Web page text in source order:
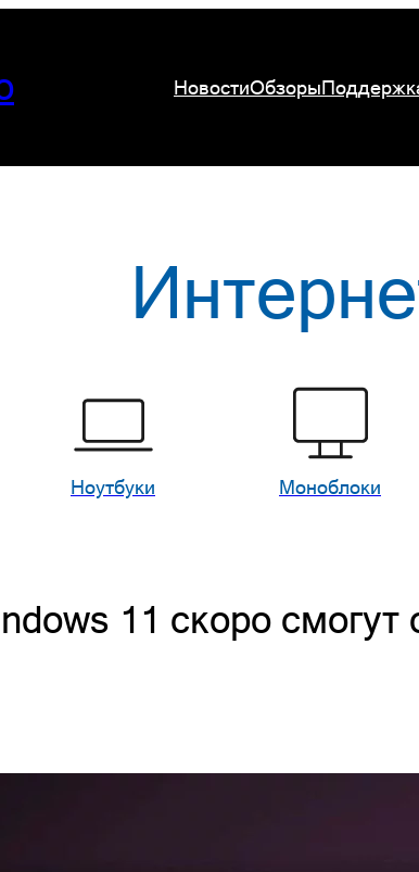
НовостиОбзоры
Ноутбуки Моноблоки
11 скоро